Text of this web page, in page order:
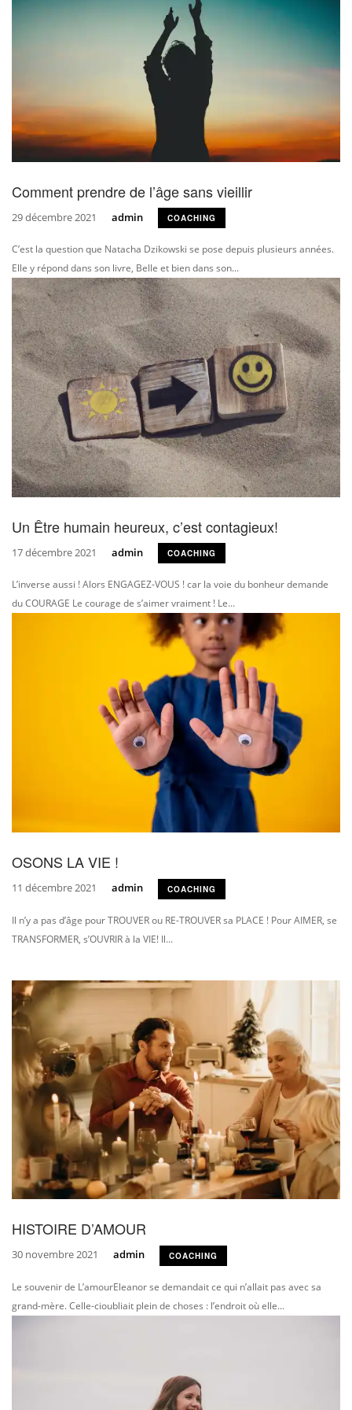
Comment prendre de l’âge sans vieillir
29 décembre 2021 admin COACHING
C’est la question que Natacha Dzikowski se pose depuis plusieurs années.
Elle y répond dans son livre, Belle et bien dans son...
Un Être humain heureux, c’est contagieux!
17 décembre 2021 admin COACHING
L’inverse aussi ! Alors ENGAGEZ-VOUS ! car la voie du bonheur demande
du COURAGE Le courage de s’aimer vraiment ! Le...
OSONS LA VIE !
11 décembre 2021 admin COACHING
Il n’y a pas d’âge pour TROUVER ou RE-TROUVER sa PLACE ! Pour AIMER, se
TRANSFORMER, s’OUVRIR à la VIE! Il...
HISTOIRE D’AMOUR
30 novembre 2021 admin COACHING
Le souvenir de L’amourEleanor se demandait ce qui n’allait pas avec sa
grand-mère. Celle-cioubliait plein de choses : l’endroit où elle...